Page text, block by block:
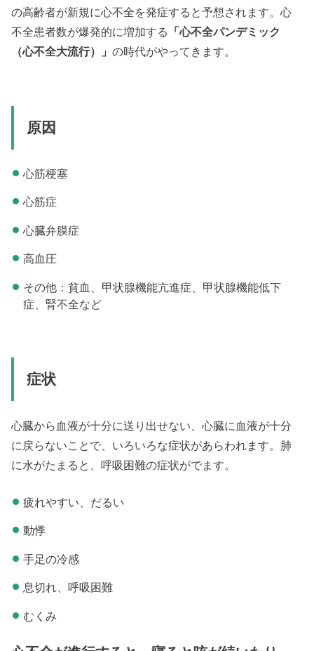
の高齢者が新規に心不全を発症すると予想されます。心
不全患者数が爆発的に増加する
「心不全パンデミック
（心不全大流行）」の時代がやってきます。
原因
心筋梗塞
心筋症
心臓弁膜症
高血圧
その他：貧血、甲状腺機能亢進症、甲状腺機能低下
症、腎不全など
症状
心臓から血液が十分に送り出せない、心臓に血液が十分
に戻らないことで、いろいろな症状があらわれます。肺
に水がたまると、呼吸困難の症状がでます。
疲れやすい、だるい
動悸
手足の冷感
息切れ、呼吸困難
むくみ